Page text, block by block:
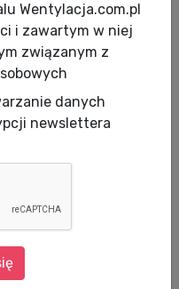
od
wentylacyjnych
Wentylacja.com.pl
i zawartym w niej
związanym z
danych
newslettera